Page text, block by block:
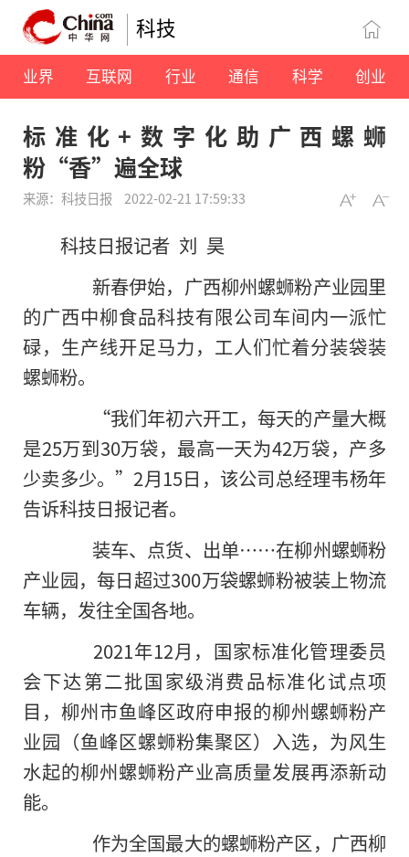
科技
业界 互联网 行业 通信 科学 创业
标准化+数字化助广西螺蛳
粉“香”遍全球
来源：科技日报 2022-02-21 17:59:33
科技日报记者 刘 昊
新春伊始，广西柳州螺蛳粉产业园里
的广西中柳食品科技有限公司车间内一派忙
碌，生产线开足马力，工人们忙着分装袋装
螺蛳粉。
“我们年初六开工，每天的产量大概
是25万到30万袋，最高一天为42万袋，产多
少卖多少。”2月15日，该公司总经理韦杨年
告诉科技日报记者。
装车、点货、出单……在柳州螺蛳粉
产业园，每日超过300万袋螺蛳粉被装上物流
车辆，发往全国各地。
2021年12月，国家标准化管理委员
会下达第二批国家级消费品标准化试点项
目，柳州市鱼峰区政府申报的柳州螺蛳粉产
业园（鱼峰区螺蛳粉集聚区）入选，为风生
水起的柳州螺蛳粉产业高质量发展再添新动
能。
作为全国最大的螺蛳粉产区，广西柳